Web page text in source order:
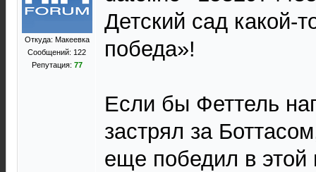
Откуда: Макеевка
Сообщений: 122
Репутация: 77
Детский сад какой-
победа»!
Если бы Феттель
застрял за
еще победил в этой